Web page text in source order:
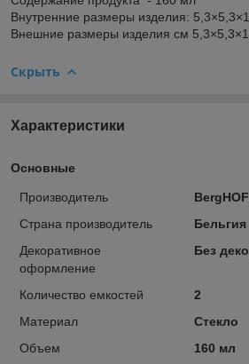
Внутренние размеры изделия:
Внешние размеры изделия см
Скрыть
Характеристики
Основные
Производитель
Страна производитель
Бельгия
Декоративное
оформление
Без
Количество емкостей
2
Материал
Стекло
Объем
160 мл